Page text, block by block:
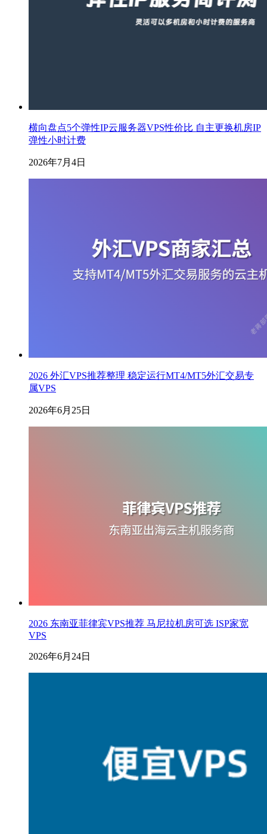
横向盘点5个弹性IP云服务器VPS性价比 自主更换机房IP
弹性小时计费
2026年7月4日
2026 外汇VPS推荐整理 稳定运行MT4/MT5外汇交易专
属VPS
2026年6月25日
2026 东南亚菲律宾VPS推荐 马尼拉机房可选 ISP家宽
VPS
2026年6月24日